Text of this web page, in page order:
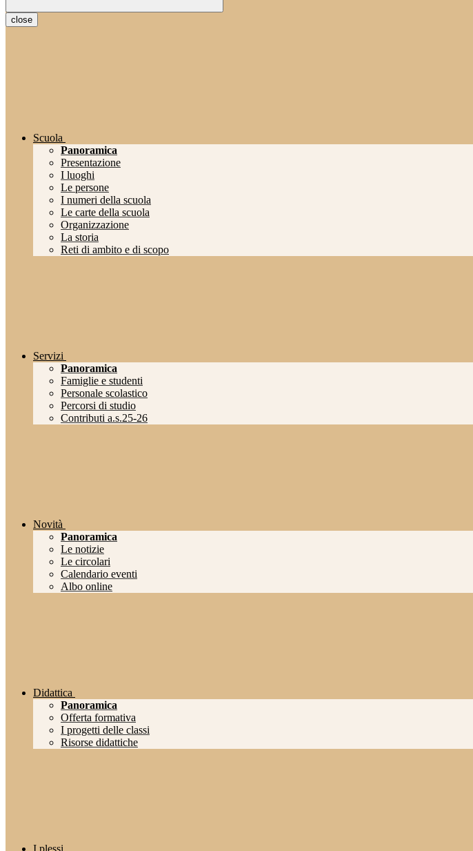
close
Scuola
Panoramica
Presentazione
I luoghi
Le persone
I numeri della scuola
Le carte della scuola
Organizzazione
La storia
Reti di ambito e di scopo
Servizi
Panoramica
Famiglie e studenti
Personale scolastico
Percorsi di studio
Contributi a.s.25-26
Novità
Panoramica
Le notizie
Le circolari
Calendario eventi
Albo online
Didattica
Panoramica
Offerta formativa
I progetti delle classi
Risorse didattiche